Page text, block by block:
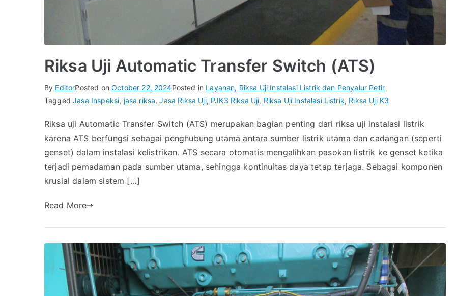
Riksa Uji Automatic Transfer Switch (ATS)
By EditorPosted onOctober 22, 2024Posted in Layanan, Riksa Uji Instalasi Listrik dan Penyalur Petir
TaggedJasa Inspeksi, jasa riksa,Jasa Riksa Uji, PJK3 Riksa Uji, Riksa Uji Instalasi Listrik, Riksa Uji K3
Riksa uji Automatic Transfer Switch (ATS) merupakan bagian penting dari riksa uji instalasi listrik
karena ATS berfungsi sebagai penghubung utama antara sumber listrik utama dan cadangan (seperti
genset) dalam instalasi kelistrikan. ATS secara otomatis mengalihkan pasokan listrik ke genset ketika
terjadi pemadaman pada sumber utama, sehingga kontinuitas daya tetap terjaga. Sebagai komponen
krusial dalam sistem […]
Read More